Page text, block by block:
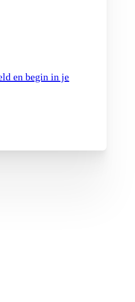
en begin in je